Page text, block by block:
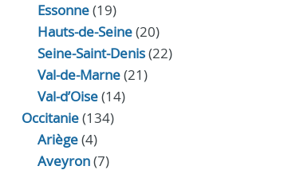
Essonne(19)
Hauts-de-Seine(20)
Seine-Saint-Denis(22)
Val-de-Marne(21)
Val-d’Oise(14)
Occitanie(134)
Ariège(4)
Aveyron(7)